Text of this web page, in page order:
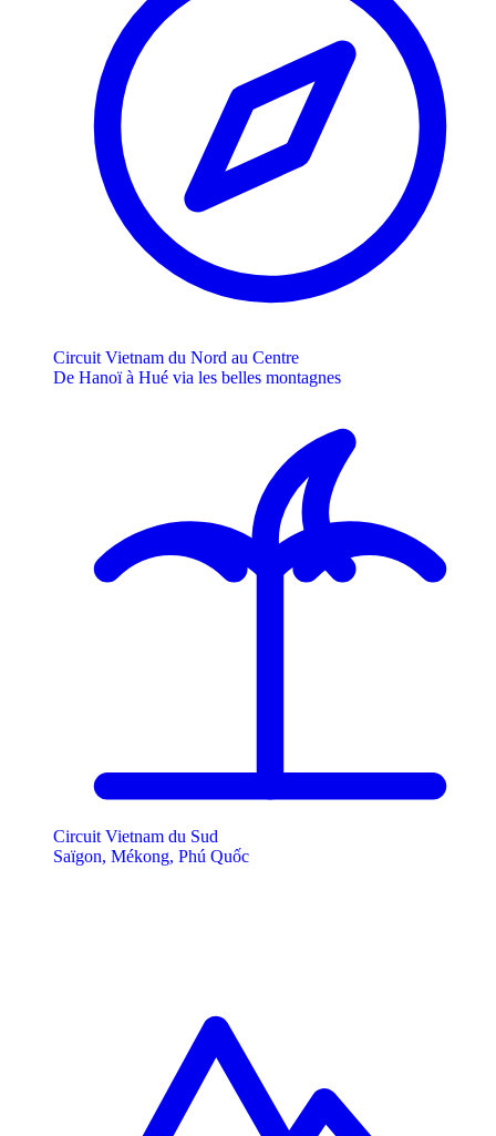
Circuit Vietnam du Nord au Centre
De Hanoï à Hué via les belles montagnes
Circuit Vietnam du Sud
Saïgon, Mékong, Phú Quốc